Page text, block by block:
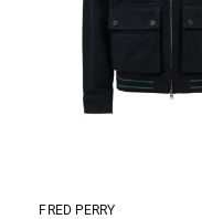
FRED PERRY